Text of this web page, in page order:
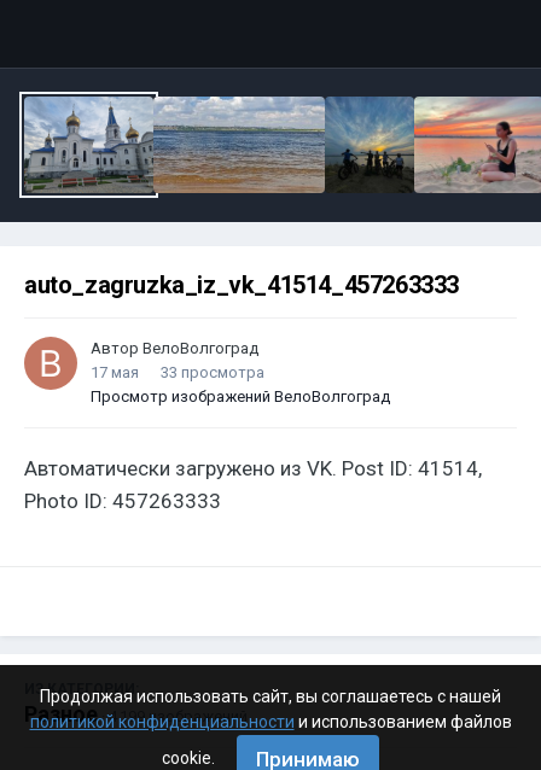
auto_zagruzka_iz_vk_41514_457263333
Автор ВелоВолгоград
17 мая
33 просмотра
Просмотр изображений ВелоВолгоград
Автоматически загружено из VK. Post ID: 41514,
Photo ID: 457263333
ИЗ КАТЕГОРИИ:
Разное · 4 199 изображений
Продолжая использовать сайт, вы соглашаетесь с нашей
политикой конфиденциальности и использованием файлов
cookie.
Принимаю